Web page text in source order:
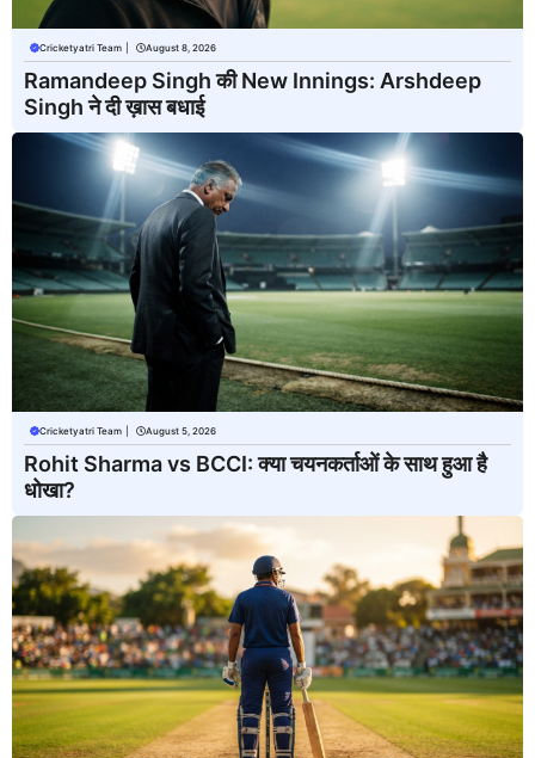
Cricketyatri Team August 8, 2026
Ramandeep Singh की New Innings: Arshdeep
Singh ने दी ख़ास बधाई
Cricketyatri Team August 5, 2026
Rohit Sharma vs BCCI: क्या चयनकर्ताओं के साथ हुआ है
धोखा?